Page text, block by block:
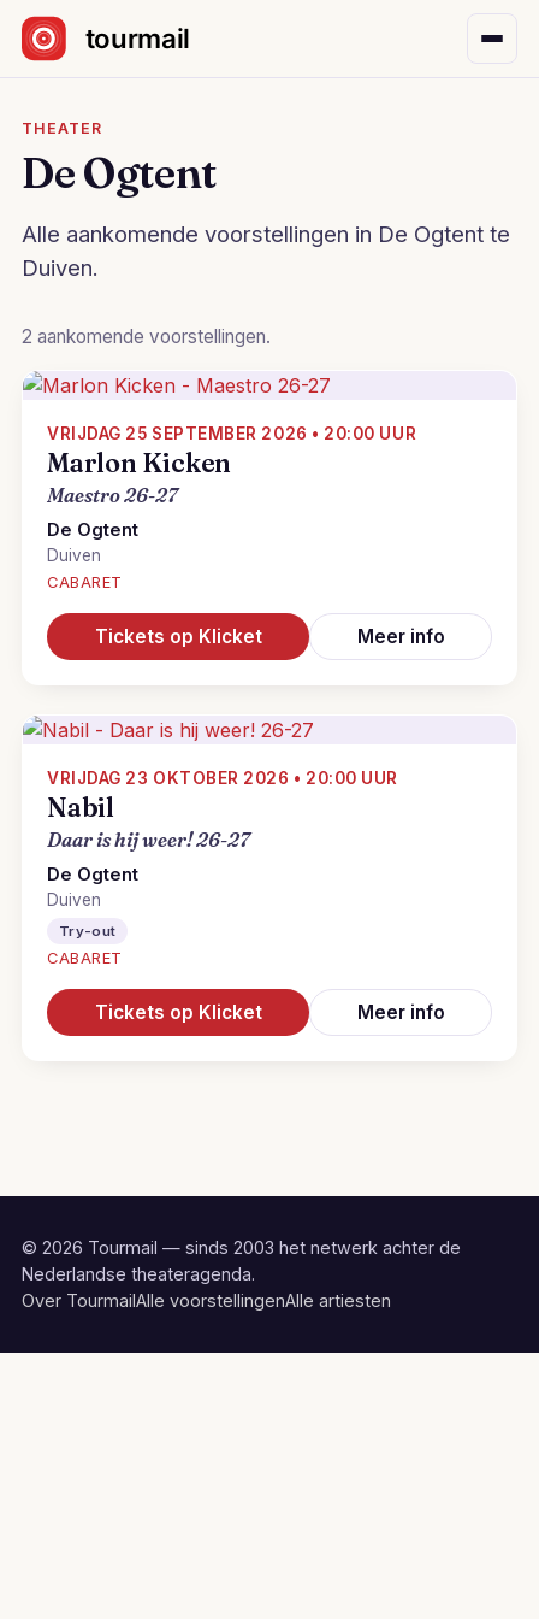
Sla navigatie over
THEATER
De Ogtent
Alle aankomende voorstellingen in De Ogtent te
Duiven.
2 aankomende voorstellingen.
VRIJDAG 25 SEPTEMBER 2026 • 20:00 UUR
Marlon Kicken
Maestro 26-27
De Ogtent
Duiven
CABARET
Tickets op Klicket Meer info
VRIJDAG 23 OKTOBER 2026 • 20:00 UUR
Nabil
Daar is hij weer! 26-27
De Ogtent
Duiven
Try-out
CABARET
Tickets op Klicket Meer info
© 2026 Tourmail — sinds 2003 het netwerk achter de
Nederlandse theateragenda.
Over TourmailAlle voorstellingenAlle artiesten